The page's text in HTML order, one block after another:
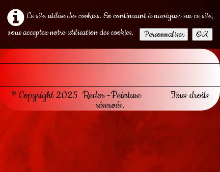
Ce site utilise des cookies. En continuant à naviguer sur ce site,
vous acceptez notre utilisation des cookies.
Personnaliser OK
© Copyright 2025 Redor -Peinture Tous droits
réservés.